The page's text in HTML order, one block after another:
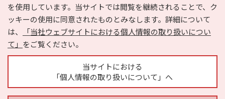
を使用しています。当サイトでは閲覧を継続されることで、ク
ッキーの使用に同意されたものとみなします。詳細について
は、
「当社ウェブサイトにおける個人情報の取り扱いについ
て」 をご覧ください。
当サイトにおける
「個人情報の取り扱いについて」へ
e-NAVITA（イーナビタ）とは？ お気に入り
ヘルプ
利用規約
個人情報の取り扱いについて
運営会社
サイトマップ
広告掲載に関するお問い合わせ